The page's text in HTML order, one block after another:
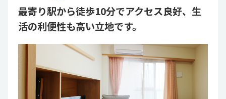
最寄り駅から徒歩10分でアクセス良好、生
活の利便性も高い立地です。